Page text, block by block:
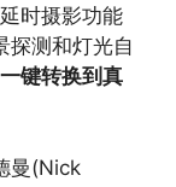
时摄影功能
探测和灯光自
一键转换到真
曼(Nick